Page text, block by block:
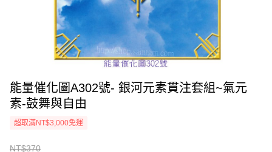
能量催化圖A302號- 銀河元素貫注套組~氣元
素-鼓舞與自由
超取滿NT$3,000免運
NT$370